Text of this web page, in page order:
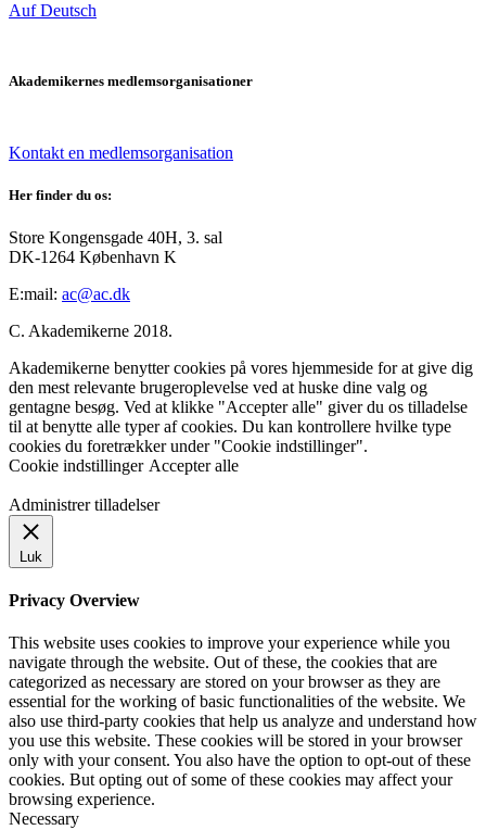
Auf Deutsch
Akademikernes medlemsorganisationer
Kontakt en medlemsorganisation
Her finder du os:
Store Kongensgade 40H, 3. sal
DK-1264 København K
E:mail: ac@ac.dk
C. Akademikerne 2018.
Akademikerne benytter cookies på vores hjemmeside for at give dig
den mest relevante brugeroplevelse ved at huske dine valg og
gentagne besøg. Ved at klikke "Accepter alle" giver du os tilladelse
til at benytte alle typer af cookies. Du kan kontrollere hvilke type
cookies du foretrækker under "Cookie indstillinger".
Cookie indstillinger Accepter alle
Administrer tilladelser
Luk
Privacy Overview
This website uses cookies to improve your experience while you
navigate through the website. Out of these, the cookies that are
categorized as necessary are stored on your browser as they are
essential for the working of basic functionalities of the website. We
also use third-party cookies that help us analyze and understand how
you use this website. These cookies will be stored in your browser
only with your consent. You also have the option to opt-out of these
cookies. But opting out of some of these cookies may affect your
browsing experience.
Necessary